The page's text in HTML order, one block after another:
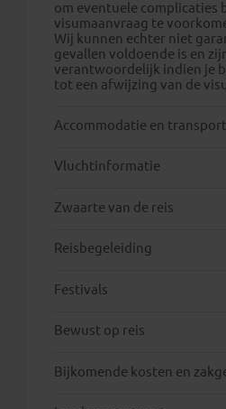
om eventuele complicaties
visumaanvraag te
Wij kunnen echter niet
gevallen voldoende is en
verantwoordelijk indien je
tot een afwijzing van de
Accommodatie en transport
Vluchtinformatie
Zwaarte van de reis
Reisbegeleiding
Festivals
Bewust op reis
Bijkomende kosten en